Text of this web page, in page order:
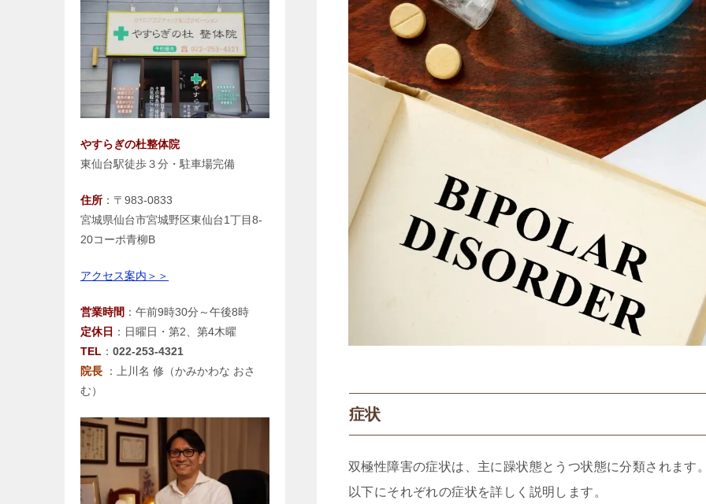
症状
双極性障害の症状は、主に躁状態とうつ状態に分類されます
以下にそれぞれの症状を詳しく説明します。
やすらぎの杜整体院
東仙台駅徒歩３分・駐車場完備
住所 ：〒983-0833
宮城県仙台市宮城野区東仙台1丁目8-
20コーポ青柳B
アクセス案内＞＞
営業時間 ：午前9時30分～午後8時
定休日 ：日曜日・第2、第4木曜
TEL ： 022-253-4321
院長 ：上川名 修（かみかわな おさ
む）